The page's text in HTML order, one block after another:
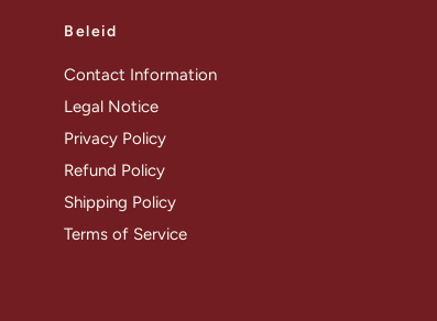
Beleid
Contact Information
Legal Notice
Privacy Policy
Refund Policy
Shipping Policy
Terms of Service